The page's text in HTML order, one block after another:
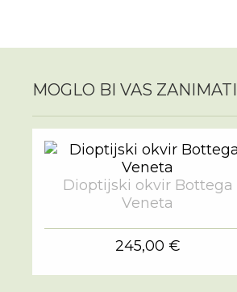
MOGLO BI VAS ZANIMATI
Dioptijski okvir Bottega
Veneta
245,00 €